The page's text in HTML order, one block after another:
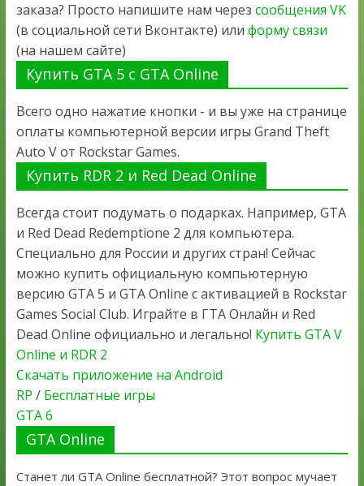
заказа? Просто напишите нам через сообщения VK
(в социальной сети Вконтакте) или форму связи
(на нашем сайте)
Купить GTA 5 с GTA Online
Всего одно нажатие кнопки - и вы уже на странице
оплаты компьютерной версии игры Grand Theft
Auto V от Rockstar Games.
Купить RDR 2 и Red Dead Online
Всегда стоит подумать о подарках. Например, GTA
и Red Dead Redemptione 2 для компьютера.
Специально для России и других стран! Сейчас
можно купить официальную компьютерную
версию GTA 5 и GTA Online с активацией в Rockstar
Games Social Club. Играйте в ГТА Онлайн и Red
Dead Online официально и легально! Купить GTA V
Online и RDR 2
Скачать приложение на Android
RP / Бесплатные игры
GTA 6
GTA Online
Станет ли GTA Online бесплатной? Этот вопрос мучает